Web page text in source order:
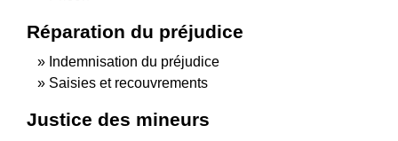
Réparation du préjudice
Indemnisation du préjudice
Saisies et recouvrements
Justice des mineurs